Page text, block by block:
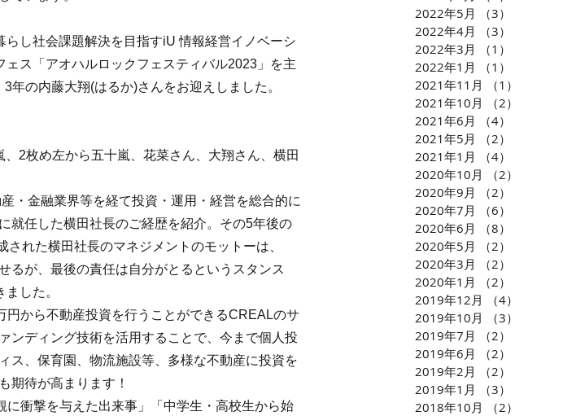
し社会課題解決を目指すiU 情報経営イノベーシ
ス「アオハルロックフェスティバル2023」を主
の内藤大翔(はるか)さんをお迎えしました。
2枚め左から五十嵐、花菜さん、大翔さん、横田
・金融業界等を経て投資・運用・経営を総合的に
就任した横田社長のご経歴を紹介。その5年後の
れた横田社長のマネジメントのモットーは、
るが、最後の責任は自分がとるというスタンス
した。
から不動産投資を行うことができるCREALのサ
ンディング技術を活用することで、今まで個人投
ス、保育園、物流施設等、多様な不動産に投資を
期待が高まります！
衝撃を与えた出来事」「中学生・高校生から始
2022年5月
（3）
2022年4月
（3）
2022年3月
（1）
2022年1月
（1）
2021年11月
（1）
2021年10月
（2）
2021年6月
（4）
2021年5月
（2）
2021年1月
（4）
2020年10月
（2）
2020年9月
（2）
2020年7月
（6）
2020年6月
（8）
2020年5月
（2）
2020年3月
（2）
2020年1月
（2）
2019年12月
（4）
2019年10月
（3）
2019年7月
（2）
2019年6月
（2）
2019年2月
（2）
2019年1月
（3）
2018年10月
（2）